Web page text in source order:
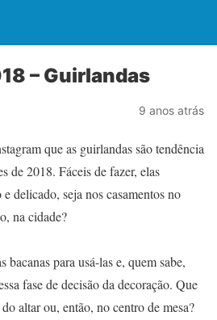
– Guirlandas
9 anos atrás
que as guirlandas são tendência
de 2018. Fáceis de fazer, elas
delicado, seja nos casamentos no
na cidade?
bacanas para usá-las e, quem sabe,
fase de decisão da decoração. Que
altar ou, então, no centro de mesa?